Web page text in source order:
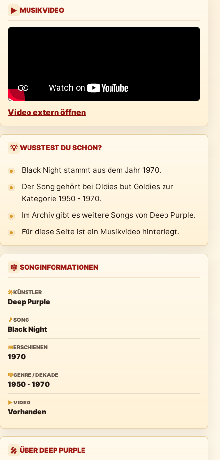
▶ MUSIKVIDEO
Video extern öffnen
💡 WUSSTEST DU SCHON?
Black Night stammt aus dem Jahr 1970.
Der Song gehört bei Oldies but Goldies zur
Kategorie 1950 - 1970.
Im Archiv gibt es weitere Songs von Deep Purple.
Für diese Seite ist ein Musikvideo hinterlegt.
🎼 SONGINFORMATIONEN
🎤KÜNSTLER
Deep Purple
🎵SONG
Black Night
📅ERSCHIENEN
1970
🎼GENRE / DEKADE
1950 - 1970
▶VIDEO
Vorhanden
🎤 ÜBER DEEP PURPLE